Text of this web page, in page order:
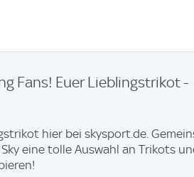
Fans! Euer Lieblingstrikot -
hier bei skysport.de.
eine tolle Auswahl an Trikots